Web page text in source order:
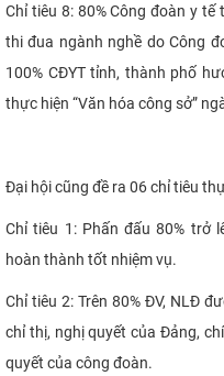
Chỉ tiêu 8: 80% Công đoàn y
thi đua ngành nghề do Công
100% CĐYT tỉnh, thành phố
thực hiện “Văn hóa công sở”
Đại hội cũng đề ra 06 chỉ tiêu
Chỉ tiêu 1: Phấn đấu 80% trở
hoàn thành tốt nhiệm vụ.
Chỉ tiêu 2: Trên 80% ĐV, NLĐ
chỉ thị, nghị quyết của Đảng,
quyết của công đoàn.